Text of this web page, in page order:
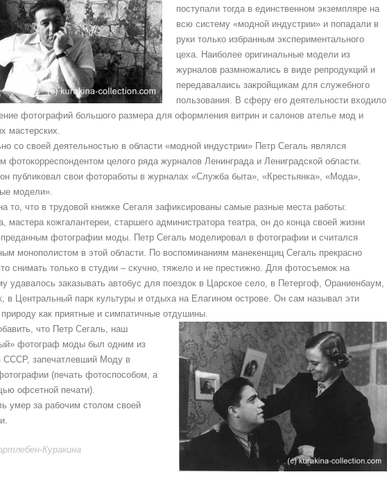
поступали тогда в единственном экземпляре на
всю систему «модной индустрии» и попадали в
руки только избранным экспериментального
цеха. Наиболее оригинальные модели из
журналов размножались в виде репродукций и
передавалаись закройщикам для служебного
пользования. В сферу его деятельности входило
фотографий большого размера для оформления витрин и салонов ателье мод и
мастерских.
со своей деятельностью в области «модной индустрии» Петр Сегаль являлся
фотокорреспондентом целого ряда журналов Ленинграда и Лениградской области.
публиковал свои фотоработы в журналах «Служба быта», «Крестьянка», «Мода»,
модели».
то, что в трудовой книжке Сегаля зафиксированы самые разные места работы:
мастера кожгалантереи, старшего администратора театра, он до конца своей жизни
преданным фотографии моды. Петр Сегаль моделировал в фотографии и считался
монополистом в этой области. По воспоминаниям манекенщиц Сегаль прекрасно
снимать только в студии – скучно, тяжело и не престижно. Для фотосъемок на
удавалось заказывать автобус для поездок в Царское село, в Петергоф, Ораниенбаум,
в Центральный парк культуры и отдыха на Елагином острове. Он сам называл эти
как приятные и симпатичные отдушины.
что Петр Сегаль, наш
фотограф моды был одним из
СССР, запечатлевший Моду в
(печать фотоспособом, а
офсетной печати).
умер за рабочим столом своей
Куракина